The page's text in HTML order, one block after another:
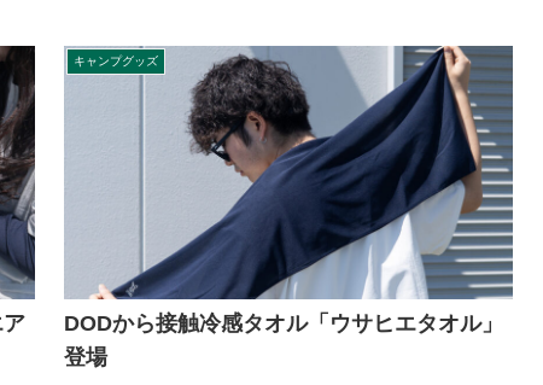
キャンプグッズ
DODから接触冷感タオル「ウサヒエタオル」
登場